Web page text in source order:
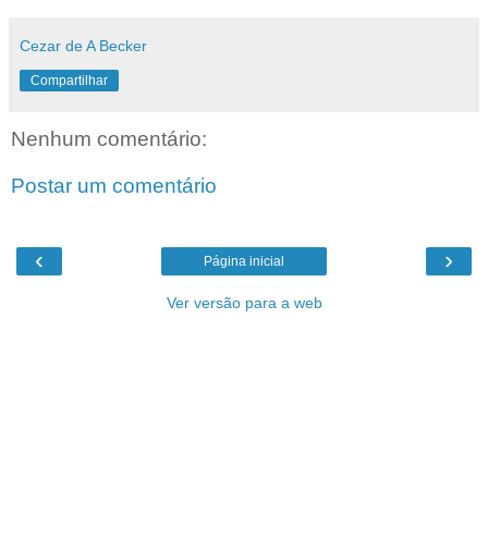
Cezar de A Becker
Compartilhar
Nenhum comentário:
Postar um comentário
‹ ›
Página inicial
Ver versão para a web